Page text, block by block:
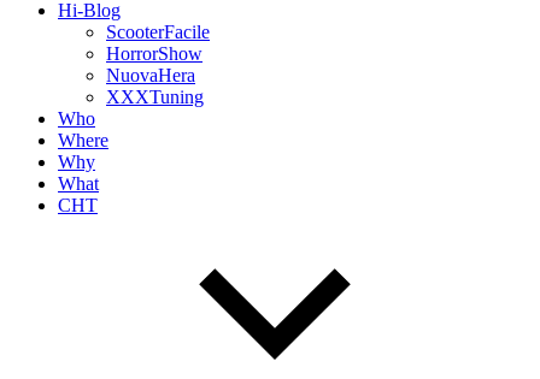
Hi-Blog
ScooterFacile
HorrorShow
NuovaHera
XXXTuning
Who
Where
Why
What
CHT